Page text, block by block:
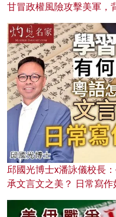
甘冒政權風險攻擊美軍，
邱國光博士x潘詠儀校長
承文言文之美？ 日常寫作